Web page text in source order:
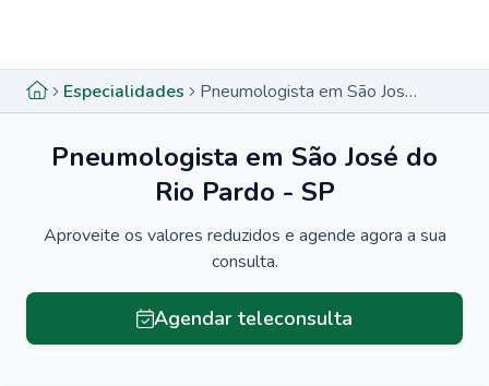
Especialidades Pneumologista em São José do Rio Pardo - SP
Pneumologista em São José do
Rio Pardo - SP
Aproveite os valores reduzidos e agende agora a sua
consulta.
Agendar teleconsulta